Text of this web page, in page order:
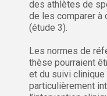
des athlètes de
de les comparer à
(étude 3).
Les normes de
thèse pourraient
et du suivi
particulièrement